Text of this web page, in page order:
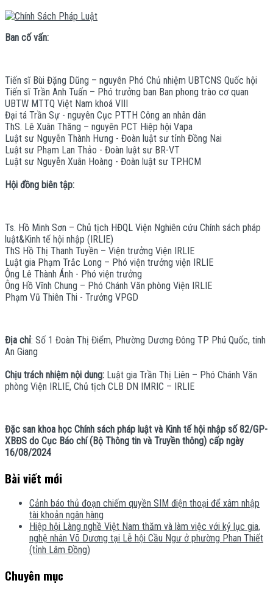
Ban cố vấn:
Tiến sĩ Bùi Đặng Dũng – nguyên Phó Chủ nhiệm UBTCNS Quốc hội
Tiến sĩ Trần Anh Tuấn – Phó trưởng ban Ban phong trào cơ quan
UBTW MTTQ Việt Nam khoá VIII
Đại tá Trần Sự - nguyên Cục PTTH Công an nhân dân
ThS. Lê Xuân Thăng – nguyên PCT Hiệp hội Vapa
Luật sư Nguyễn Thành Hưng - Đoàn luật sư tỉnh Đồng Nai
Luật sư Phạm Lan Thảo - Đoàn luật sư BR-VT
Luật sư Nguyễn Xuân Hoàng - Đoàn luật sư TP.HCM
Hội đồng biên tập:
Ts. Hồ Minh Sơn – Chủ tịch HĐQL Viện Nghiên cứu Chính sách pháp
luật&Kinh tế hội nhập (IRLIE)
ThS Hồ Thị Thanh Tuyền – Viện trưởng Viện IRLIE
Luật gia Phạm Trắc Long – Phó viện trưởng viện IRLIE
Ông Lê Thành Ánh - Phó viện trưởng
Ông Hồ Vĩnh Chung – Phó Chánh Văn phòng Viện IRLIE
Phạm Vũ Thiên Thi - Trưởng VPGD
Địa chỉ: Số 1 Đoàn Thị Điểm, Phường Dương Đông TP Phú Quốc, tinh
An Giang
Chịu trách nhiệm nội dung: Luật gia Trần Thị Liên – Phó Chánh Văn
phòng Viện IRLIE, Chủ tịch CLB DN IMRIC – IRLIE
Đặc san khoa học Chính sách pháp luật và Kinh tế hội nhập số 82/GP-
XBĐS do Cục Báo chí (Bộ Thông tin và Truyền thông) cấp ngày
16/08/2024
Bài viết mới
Cảnh báo thủ đoạn chiếm quyền SIM điện thoại để xâm nhập
tài khoản ngân hàng
Hiệp hội Làng nghề Việt Nam thăm và làm việc với kỷ lục gia,
nghệ nhân Võ Dương tại Lễ hội Cầu Ngư ở phường Phan Thiết
(tỉnh Lâm Đồng)
Chuyên mục